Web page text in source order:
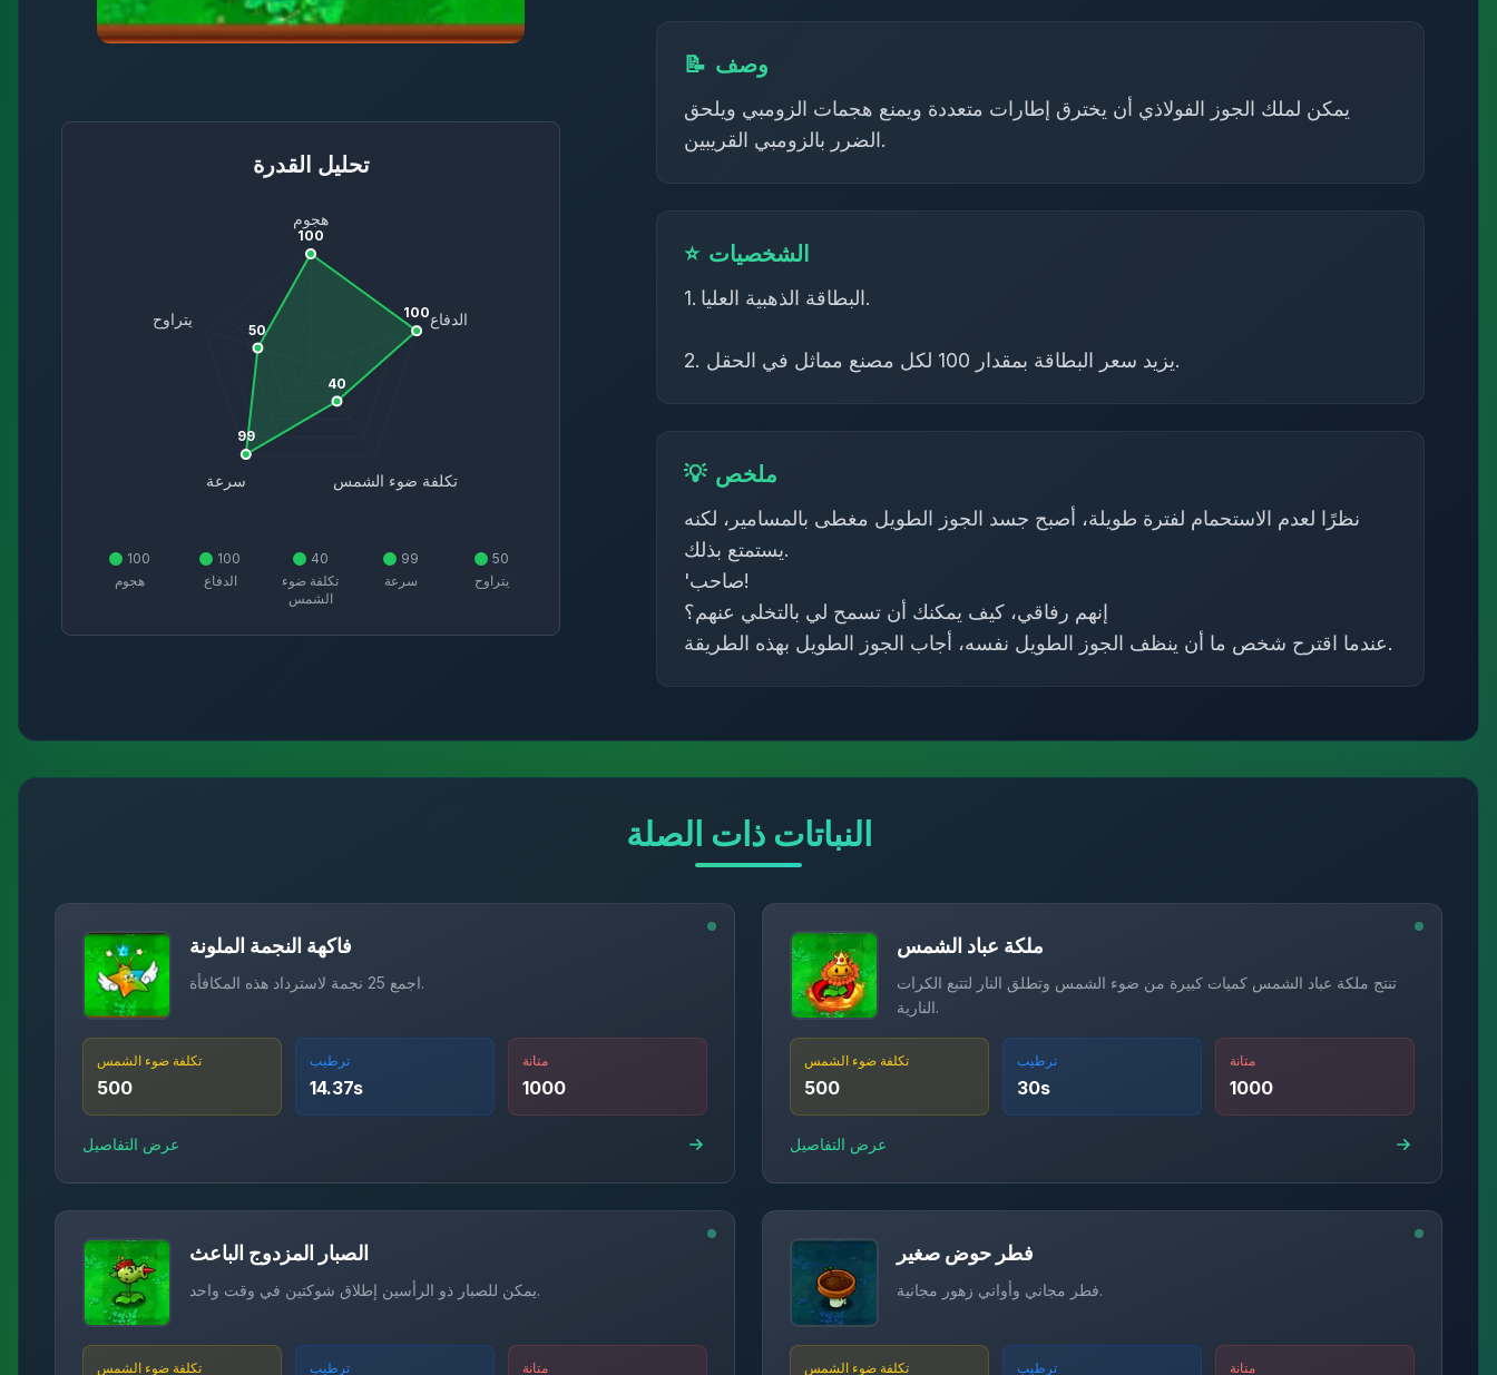
تحليل القدرة
هجوم
الدفاع
تكلفة ضوء الشمس سرعة
يتراوح
100
100
40
99
50
100
هجوم
100
الدفاع
40
تكلفة ضوء
الشمس
99
سرعة
50
يتراوح
📝 وصف
يمكن لملك الجوز الفولاذي أن يخترق إطارات متعددة ويمنع هجمات الزومبي ويلحق
الضرر بالزومبي القريبين.
⭐ الشخصيات
1. البطاقة الذهبية العليا.
2. يزيد سعر البطاقة بمقدار 100 لكل مصنع مماثل في الحقل.
💡 ملخص
نظرًا لعدم الاستحمام لفترة طويلة، أصبح جسد الجوز الطويل مغطى بالمسامير، لكنه
يستمتع بذلك.
'صاحب!
إنهم رفاقي، كيف يمكنك أن تسمح لي بالتخلي عنهم؟
عندما اقترح شخص ما أن ينظف الجوز الطويل نفسه، أجاب الجوز الطويل بهذه الطريقة.
النباتات ذات الصلة
فاكهة النجمة الملونة
اجمع 25 نجمة لاسترداد هذه المكافأة.
تكلفة ضوء الشمس
500
ترطيب
14.37s
متانة
1000
عرض التفاصيل
ملكة عباد الشمس
تنتج ملكة عباد الشمس كميات كبيرة من ضوء الشمس وتطلق النار لتتبع الكرات
النارية.
تكلفة ضوء الشمس
500
ترطيب
30s
متانة
1000
عرض التفاصيل
الصبار المزدوج الباعث
يمكن للصبار ذو الرأسين إطلاق شوكتين في وقت واحد.
تكلفة ضوء الشمس ترطيب متانة
فطر حوض صغير
فطر مجاني وأواني زهور مجانية.
تكلفة ضوء الشمس ترطيب متانة